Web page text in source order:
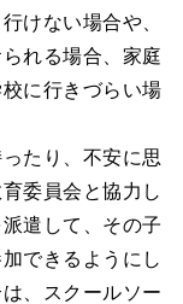
けない場合や、
れる場合、家庭
に行きづらい場
たり、不安に思
委員会と協力し
遣して、その子
できるようにし
、スクールソー